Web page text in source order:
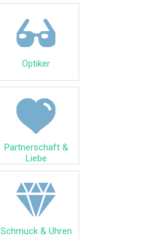
Optiker
Partnerschaft &
Liebe
Schmuck & Uhren